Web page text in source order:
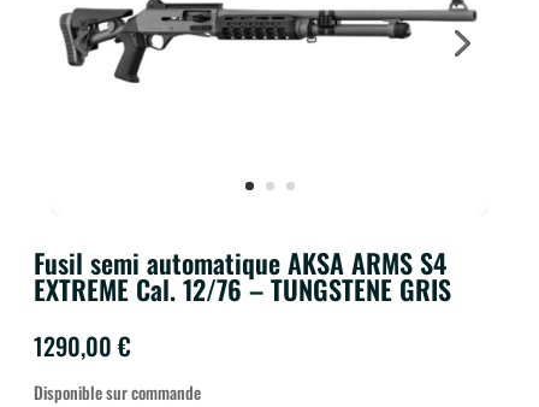
Fusil semi automatique AKSA ARMS S4
EXTREME Cal. 12/76 – TUNGSTENE GRIS
1290,00 €
Disponible sur commande